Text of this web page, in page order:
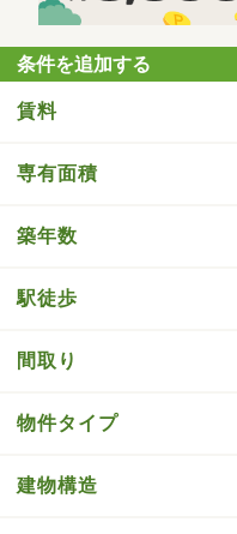
条件を追加する
賃料
専有面積
築年数
駅徒歩
間取り
物件タイプ
建物構造